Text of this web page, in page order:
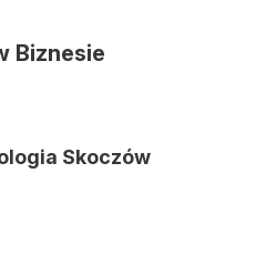
Biznesie
Skoczów